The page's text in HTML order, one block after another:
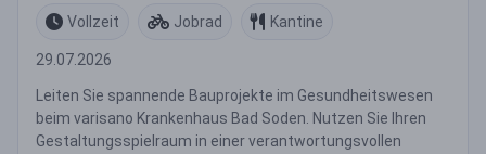
Vollzeit
Jobrad Kantine
29.07.2026
Leiten Sie spannende Bauprojekte im Gesundheitswesen
beim varisano Krankenhaus Bad Soden. Nutzen Sie Ihren
Gestaltungsspielraum in einer verantwortungsvollen